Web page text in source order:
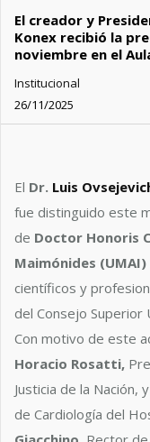
El creador y
Konex recibió la
noviembre en el
Institucional
26/11/2025
El Dr. Luis
fue distinguido este
de Doctor Honoris
Maimónides (UMAI)
científicos y
del Consejo Superior
Con motivo de este
Horacio Rosatti,
Justicia de la Nación,
de Cardiología del